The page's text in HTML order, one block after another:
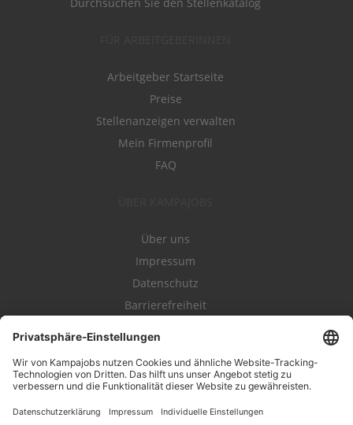
Arbeitgeber Startseite
Preise
Stellenanzeigen verwalten
Mein Firmenprofil
FAQ
Über uns
Impressum
Datenschutz
Barrierefreiheit
Kampahire
Kampagnenforum
LeadNow